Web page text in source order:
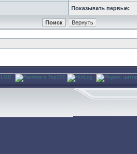
Показывать первые: